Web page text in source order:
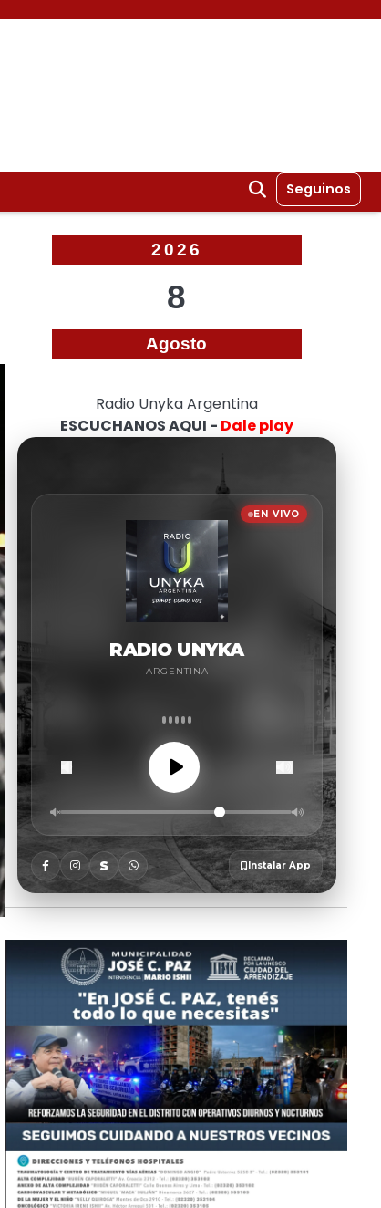
Seguinos
2026
8
Agosto
Radio Unyka Argentina
ESCUCHANOS AQUI - Dale play